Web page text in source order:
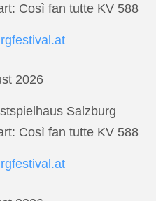
Così fan tutte KV 588
2026
Salzburg
Così fan tutte KV 588